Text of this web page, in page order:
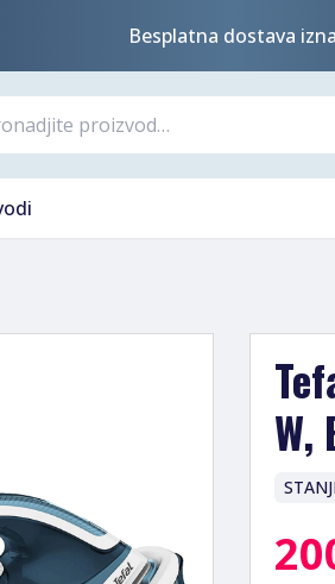
Besplatna dostava
W,